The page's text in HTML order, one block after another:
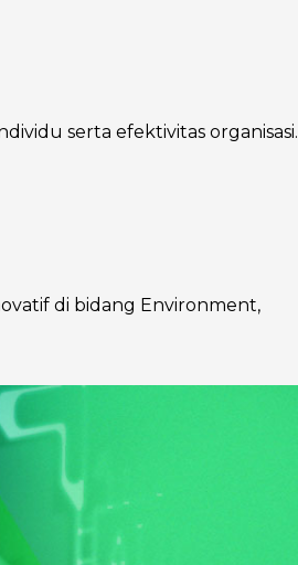
serta efektivitas organisasi.
di bidang Environment,